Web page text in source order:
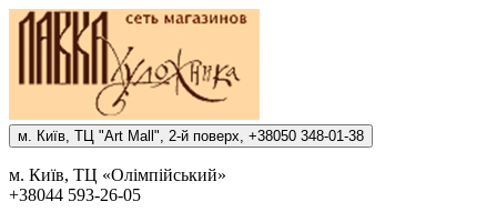
м. Киïв, ТЦ "Art Mall", 2-й поверх, +38050 348-01-38
м. Киïв, ТЦ «Олiмпiйський»
+38044 593-26-05